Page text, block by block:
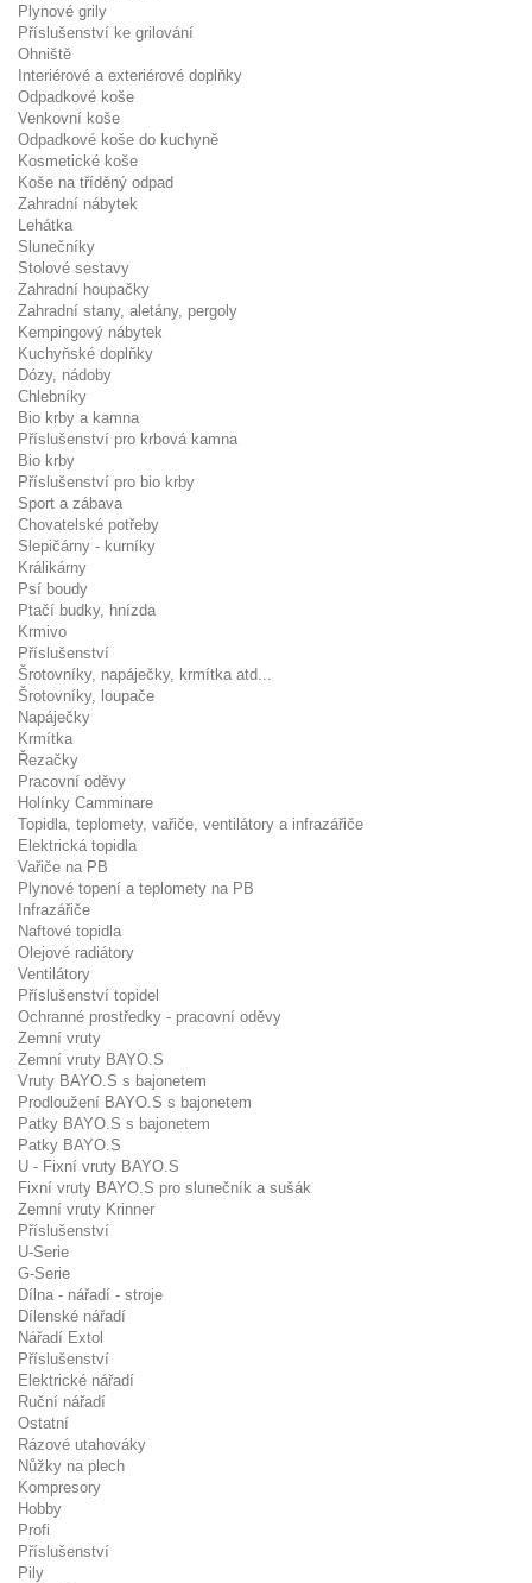
Plynové grily
Příslušenství ke grilování
Ohniště
Interiérové a exteriérové doplňky
Odpadkové koše
Venkovní koše
Odpadkové koše do kuchyně
Kosmetické koše
Koše na tříděný odpad
Zahradní nábytek
Lehátka
Slunečníky
Stolové sestavy
Zahradní houpačky
Zahradní stany, aletány, pergoly
Kempingový nábytek
Kuchyňské doplňky
Dózy, nádoby
Chlebníky
Bio krby a kamna
Příslušenství pro krbová kamna
Bio krby
Příslušenství pro bio krby
Sport a zábava
Chovatelské potřeby
Slepičárny - kurníky
Králikárny
Psí boudy
Ptačí budky, hnízda
Krmivo
Příslušenství
Šrotovníky, napáječky, krmítka atd...
Šrotovníky, loupače
Napáječky
Krmítka
Řezačky
Pracovní oděvy
Holínky Camminare
Topidla, teplomety, vařiče, ventilátory a infrazářiče
Elektrická topidla
Vařiče na PB
Plynové topení a teplomety na PB
Infrazářiče
Naftové topidla
Olejové radiátory
Ventilátory
Příslušenství topidel
Ochranné prostředky - pracovní oděvy
Zemní vruty
Zemní vruty BAYO.S
Vruty BAYO.S s bajonetem
Prodloužení BAYO.S s bajonetem
Patky BAYO.S s bajonetem
Patky BAYO.S
U - Fixní vruty BAYO.S
Fixní vruty BAYO.S pro slunečník a sušák
Zemní vruty Krinner
Příslušenství
U-Serie
G-Serie
Dílna - nářadí - stroje
Dílenské nářadí
Nářadí Extol
Příslušenství
Elektrické nářadí
Ruční nářadí
Ostatní
Rázové utahováky
Nůžky na plech
Kompresory
Hobby
Profi
Příslušenství
Pily